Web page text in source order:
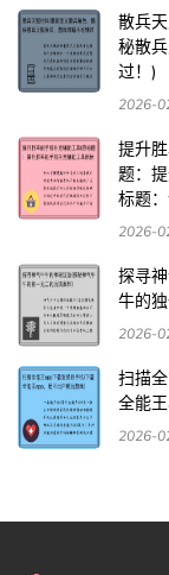
散兵
秘散
过！)
2026-
提升
题：
标题
2026-
探寻
牛的
2026-
扫描
全能
2026-